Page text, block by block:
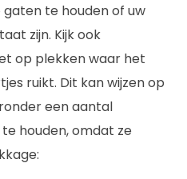
te houden of uw
zijn. Kijk ook
op plekken waar het
ruikt. Dit kan wijzen op
een aantal
houden, omdat ze